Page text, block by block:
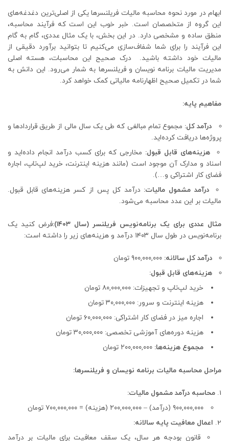
ابهام در مورد نحوه محاسبه مالیات فریلنسرها یکی از اصلی‌ترین دغدغه‌های
این گروه از متخصصان است. خبر خوب این است که فرآیند محاسبه،
منطق ساده و مشخصی دارد. در این بخش، با یک مثال عددی، گام به گام
این فرآیند را برای شما شفاف‌سازی می‌کنیم تا بتوانید برآورد دقیقی از
مالیات خود داشته باشید. درک صحیح این محاسبات، هسته اصلی
مدیریت مالیات برنامه نویسان و فریلنسرها به شمار می‌رود. این دانش به
شما در تکمیل صحیح اظهارنامه مالیاتی کمک خواهد کرد.
مفاهیم پایه:
درآمد کل: مجموع تمام مبالغی که طی یک سال مالی از طریق قراردادها و
پروژه‌ها دریافت کرده‌اید.
هزینه‌های قابل قبول: مخارجی که برای کسب درآمد انجام داده‌اید و
اسناد و مدارک آن موجود است (مانند هزینه اینترنت، خرید لپ‌تاپ، اجاره
فضای کار اشتراکی و…).
درآمد مشمول مالیات: درآمد کل پس از کسر هزینه‌های قابل قبول.
مالیات بر این عدد محاسبه می‌شود.
مثال عددی برای یک برنامه‌نویس فریلنسر (سال ۱۴۰۳):
فرض کنید یک
برنامه‌نویس در طول سال ۱۴۰۳ درآمد و هزینه‌های زیر را داشته است:
درآمد کل سالانه: ۹۰۰,۰۰۰,۰۰۰ تومان
هزینه‌های قابل قبول:
خرید لپ‌تاپ و تجهیزات: ۸۰,۰۰۰,۰۰۰ تومان
هزینه اینترنت و سرور: ۳۰,۰۰۰,۰۰۰ تومان
اجاره میز در فضای کار اشتراکی: ۶۰,۰۰۰,۰۰۰ تومان
هزینه دوره‌های آموزشی تخصصی: ۳۰,۰۰۰,۰۰۰ تومان
مجموع هزینه‌ها:
مراحل محاسبه مالیات برنامه نویسان و فریلنسرها:
محاسبه درآمد مشمول مالیات:
۹۰۰,۰۰۰,۰۰۰ (درآمد) – ۲۰۰,۰۰۰,۰۰۰ (هزینه) = ۷۰۰,۰۰۰,۰۰۰ تومان
اعمال معافیت پایه سالانه:
قانون بودجه هر سال، یک سقف معافیت برای مالیات بر درآمد